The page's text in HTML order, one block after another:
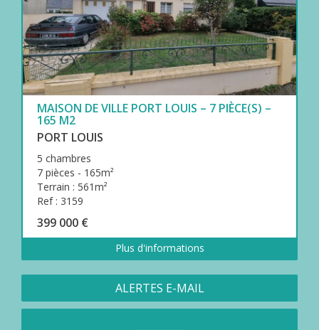
MAISON DE VILLE PORT LOUIS – 7 PIÈCE(S) –
165 M2
PORT LOUIS
5 chambres
7 pièces - 165m²
Terrain : 561m²
Ref : 3159
399 000 €
Plus d'informations
ALERTES E-MAIL